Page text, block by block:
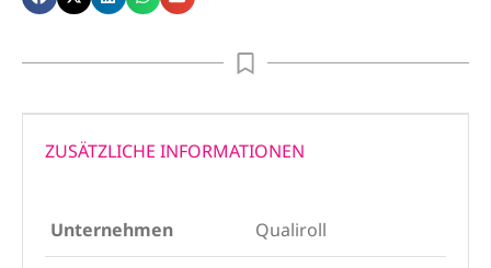
ZUSÄTZLICHE INFORMATIONEN
Unternehmen Qualiroll